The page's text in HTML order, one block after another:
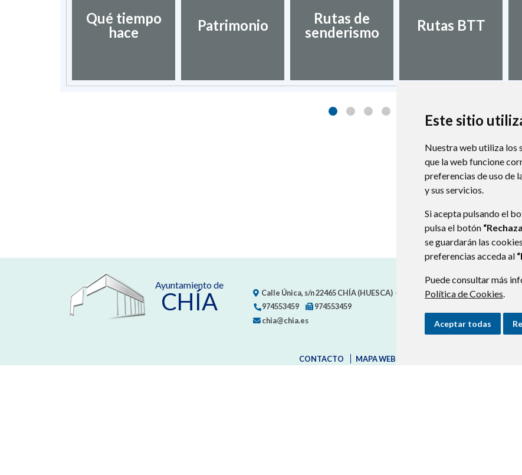
Este sitio
Nuestra web utiliza los
que la web funcione
preferencias de uso de
y sus servicios.
Si acepta pulsando el
pulsa el botón
se guardarán las
preferencias acceda al
Puede consultar más
Política de Cookies.
Aceptar todas
Qué tiempo
hace
Patrimonio
Rutas de
senderismo
Rutas BTT
Ayuntamiento de
CHÍA Calle Única, s/n22465CHÍA (HUESCA) - ARAGÓN(ESPAÑA)
974553459
974553459
chia@chia.es
CONTACTO MAPA WEB